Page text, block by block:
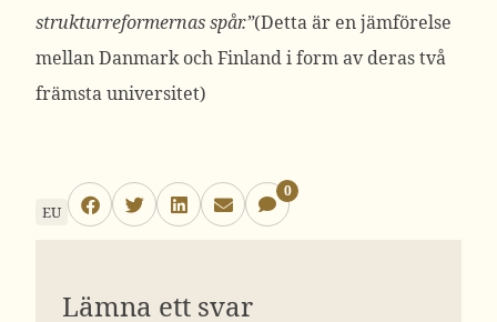
strukturreformernas spår.”(Detta är en jämförelse
mellan Danmark och Finland i form av deras två
främsta universitet)
EU
0
Lämna ett svar